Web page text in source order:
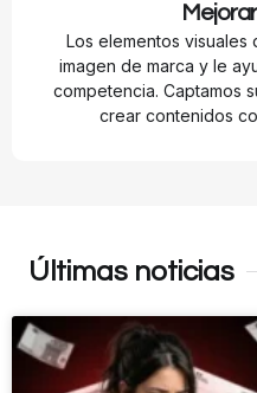
Los elementos visuales
imagen de marca y le
competencia. Captamos
crear contenidos
Últimas noticias